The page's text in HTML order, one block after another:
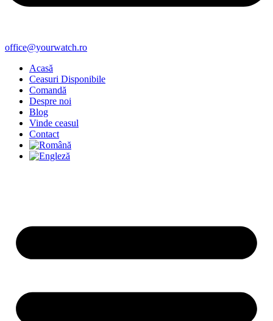
office@yourwatch.ro
Acasă
Ceasuri Disponibile
Comandă
Despre noi
Blog
Vinde ceasul
Contact